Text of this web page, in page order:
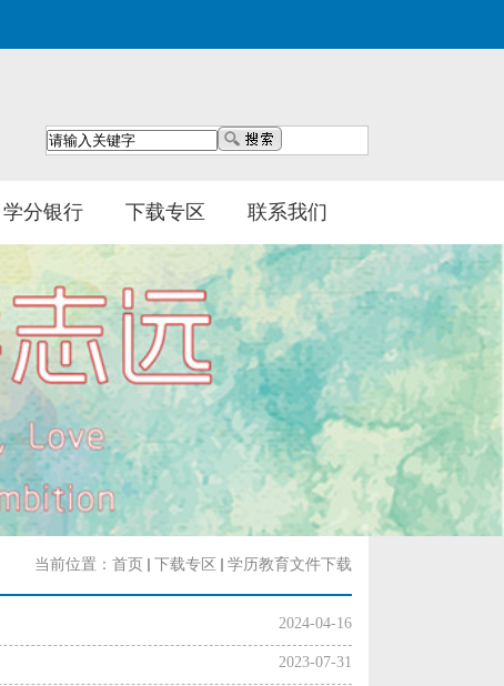
学分银行 下载专区 联系我们
当前位置： 首页 下载专区 学历教育文件下载
2024-04-16
2023-07-31